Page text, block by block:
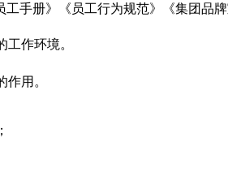
手册》《员工行为规范》《集团品
作环境。
用。